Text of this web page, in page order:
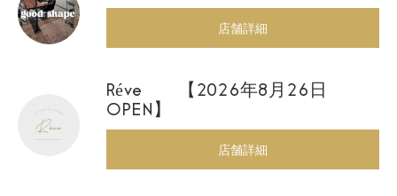
店舗詳細
Réve 【2026年8月26日
OPEN】
店舗詳細